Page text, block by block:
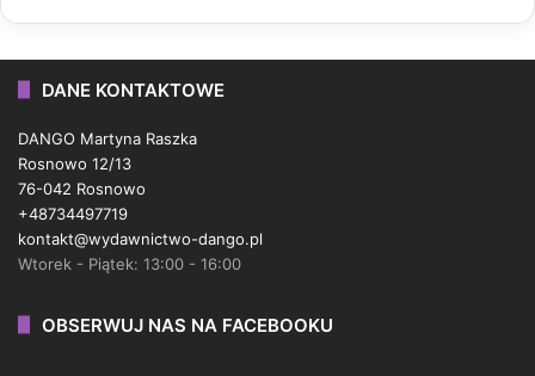
DANE KONTAKTOWE
DANGO Martyna Raszka
Rosnowo 12/13
76-042 Rosnowo
+48734497719
kontakt@wydawnictwo-dango.pl
Wtorek - Piątek: 13:00 - 16:00
OBSERWUJ NAS NA FACEBOOKU